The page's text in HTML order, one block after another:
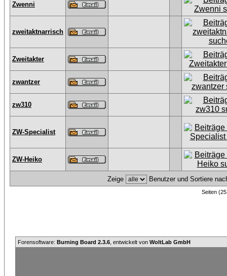
Zwenni
zweitaktnarrisch
Zweitakter
zwantzer
zw310
ZW-Specialist
ZW-Heiko
Zeige Benutzer und Sortiere
Seiten
Forensoftware: Burning Board 2.3.6 , entwickelt von WoltLab GmbH